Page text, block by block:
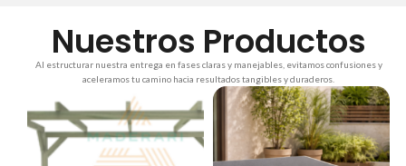
Nuestros Productos
Al estructurar nuestra entrega en fases claras y manejables, evitamos confusiones y
aceleramos tu camino hacia resultados tangibles y duraderos.